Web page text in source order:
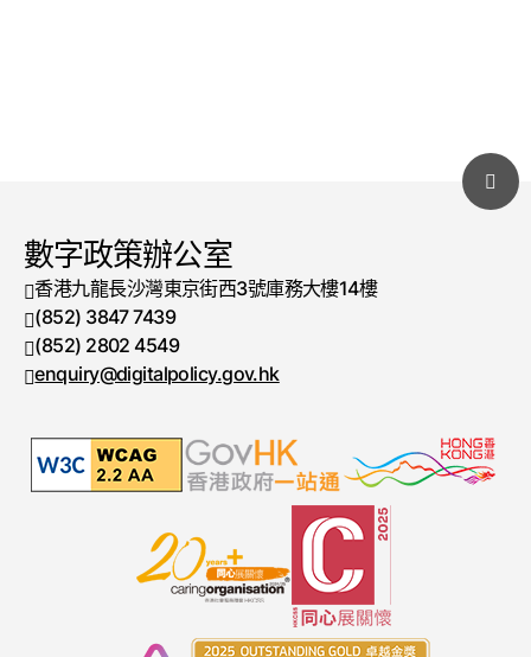
數字政策辦公室
香港九龍長沙灣東京街西3號庫務大樓14樓
電話號碼
(852) 3847 7439
傳真號碼
(852) 2802 4549
enquiry@digitalpolicy.gov.hk